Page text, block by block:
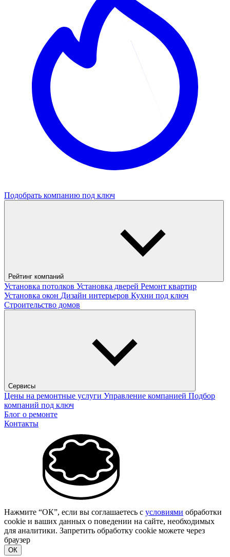
Подобрать компанию под ключ
Рейтинг компаний
Установка потолков Установка дверей Ремонт квартир
Установка окон Дизайн интерьеров Кухни под ключ
Строительство домов
Сервисы
Цены на ремонтные услуги Управление компанией Подбор
компаний под ключ
Блог о ремонте
Контакты
Нажмите “ОК”, если вы соглашаетесь с условиями обработки
cookie и ваших данных о поведении на сайте, необходимых
для аналитики. Запретить обработку cookie можете через
браузер
ОК